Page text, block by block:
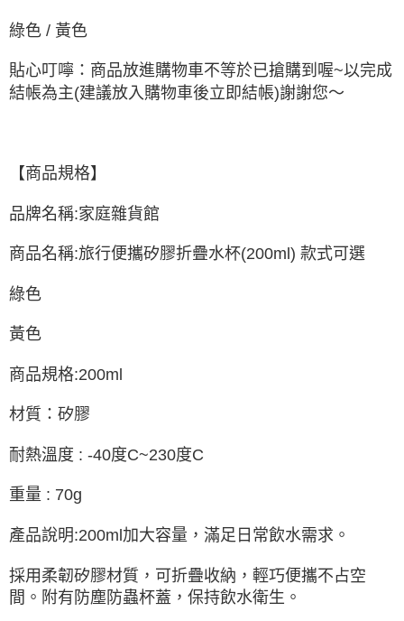
每筆NT$60，滿NT$499(含以上)免運費
黑貓宅配
每筆NT$80，滿NT$799(含以上)免運費
綠色 / 黃色
貼心叮嚀：商品放進購物車不等於已搶購到喔~以完成
結帳為主(建議放入購物車後立即結帳)謝謝您～
【商品規格】
品牌名稱:家庭雜貨館
商品名稱:旅行便攜矽膠折疊水杯(200ml) 款式可選
綠色
黃色
商品規格:200ml
材質：矽膠
耐熱溫度 : -40度C~230度C
重量 : 70g
產品說明:200ml加大容量，滿足日常飲水需求。
採用柔韌矽膠材質，可折疊收納，輕巧便攜不占空
間。附有防塵防蟲杯蓋，保持飲水衛生。